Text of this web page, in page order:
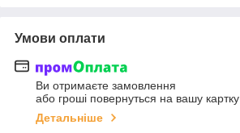
Умови оплати
Ви отримаєте замовлення
або гроші повернуться на вашу картку
Детальніше